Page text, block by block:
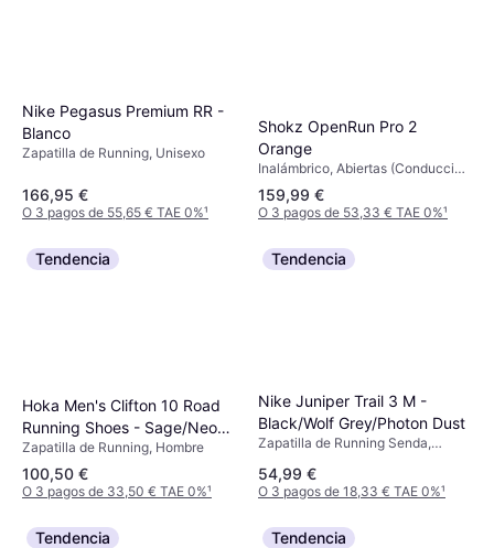
Nike Pegasus Premium RR -
Blanco
Zapatilla de Running, Unisexo
166,95 €
O 3 pagos de 55,65 € TAE 0%¹
Shokz OpenRun Pro 2
Orange
Inalámbrico, Abiertas (Conducción
ósea), Micrófono, Bluetooth
159,99 €
O 3 pagos de 53,33 € TAE 0%¹
Tendencia
Hoka Men's Clifton 10 Road
Running Shoes - Sage/Neon
Flame
Zapatilla de Running, Hombre
100,50 €
O 3 pagos de 33,50 € TAE 0%¹
Tendencia
Nike Juniper Trail 3 M -
Black/Wolf Grey/Photon Dust
Zapatilla de Running Senda,
54,99 €
O 3 pagos de 18,33 € TAE 0%¹
Tendencia Tendencia